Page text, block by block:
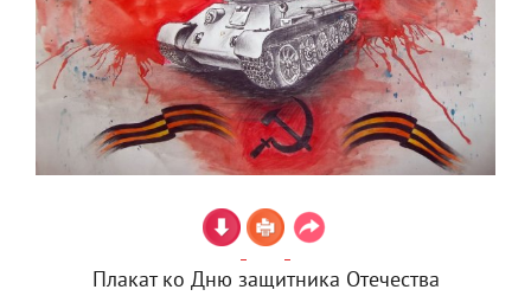
Плакат ко Дню защитника Отечества